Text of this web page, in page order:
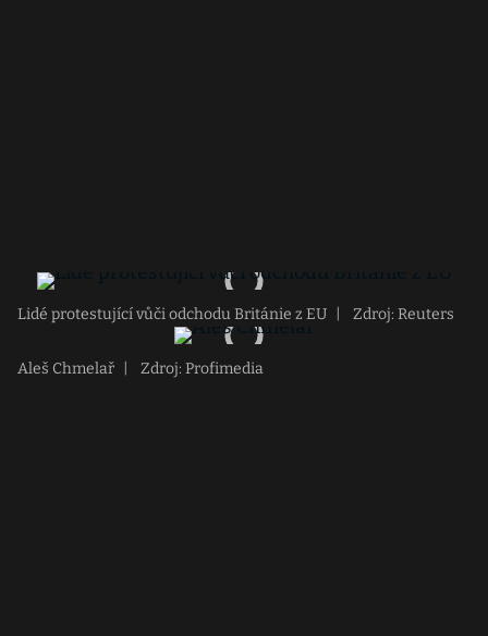
Lidé protestující vůči odchodu Británie z EU Zdroj: Reuters
Aleš Chmelař Zdroj: Profimedia